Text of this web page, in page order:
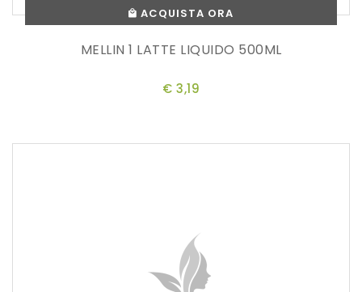
ACQUISTA ORA
MELLIN 1 LATTE LIQUIDO 500ML
€ 3,19